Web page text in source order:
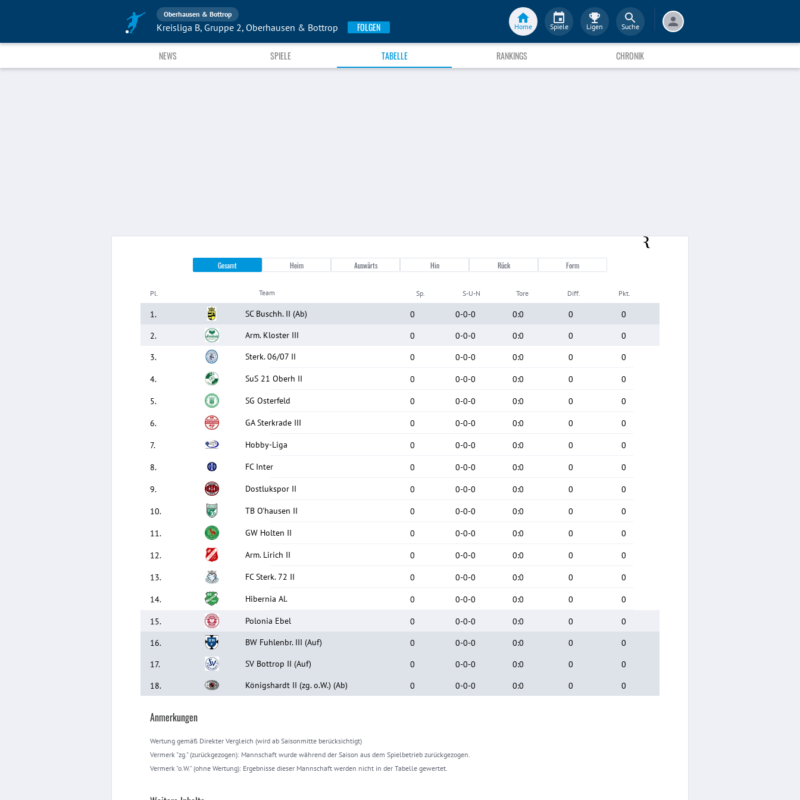
Oberhausen & Bottrop
Kreisliga B, Gruppe 2, Oberhausen & Bottrop FOLGEN Home Spiele Ligen Suche
NEWS SPIELE TABELLE RANKINGS CHRONIK
Gesamt Heim Auswärts Hin Rück Form
Pl. Team Sp. S-U-N Tore Diff. Pkt.
1. SC Buschh. II (Ab) 0 0-0-0 0:0 0
0
2. Arm. Kloster III 0 0-0-0 0:0 0
0
3. Sterk. 06/07 II 0 0-0-0 0:0 0 0
4. SuS 21 Oberh II 0 0-0-0 0:0 0 0
5. SG Osterfeld 0 0-0-0 0:0 0 0
6. GA Sterkrade III 0 0-0-0 0:0 0 0
7. Hobby-Liga 0 0-0-0 0:0 0 0
8. FC Inter 0 0-0-0 0:0 0 0
9. Dostlukspor II 0 0-0-0 0:0 0 0
10. TB O'hausen II 0 0-0-0 0:0 0 0
11. GW Holten II 0 0-0-0 0:0 0 0
12. Arm. Lirich II 0 0-0-0 0:0 0 0
13. FC Sterk. 72 II 0 0-0-0 0:0 0 0
14. Hibernia Al. 0 0-0-0 0:0 0 0
15. Polonia Ebel 0 0-0-0 0:0 0
0
16. BW Fuhlenbr. III (Auf) 0 0-0-0 0:0 0
0
17. SV Bottrop II (Auf) 0 0-0-0 0:0 0
0
18. Königshardt II (zg. o.W.) (Ab) 0 0-0-0 0:0 0 0
Anmerkungen
Wertung gemäß Direkter Vergleich (wird ab Saisonmitte berücksichtigt)
Vermerk "zg." (zurückgezogen): Mannschaft wurde während der Saison aus dem Spielbetrieb zurückgezogen.
Vermerk "o.W." (ohne Wertung): Ergebnisse dieser Mannschaft werden nicht in der Tabelle gewertet.